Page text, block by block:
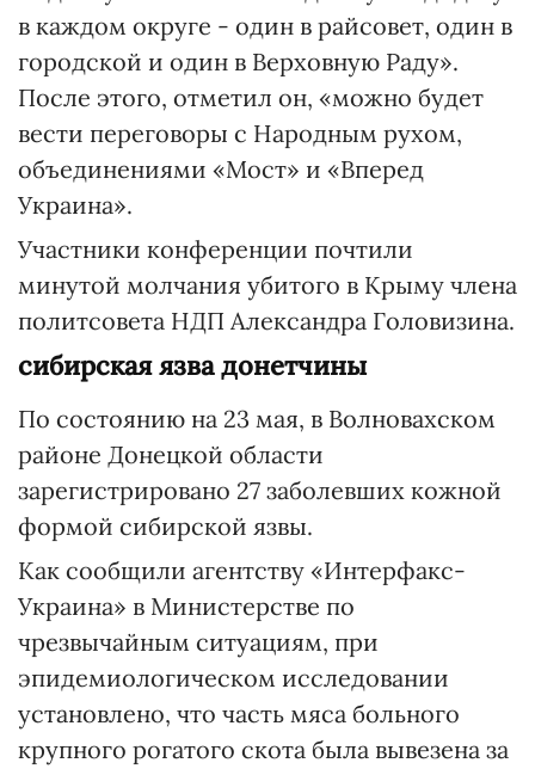
в каждом округе - один в райсовет, один в
городской и один в Верховную Раду».
После этого, отметил он, «можно будет
вести переговоры с Народным рухом,
объединениями «Мост» и «Вперед
Украина».
Участники конференции почтили
минутой молчания убитого в Крыму члена
политсовета НДП Александра Головизина.
сибирская язва донетчины
По состоянию на 23 мая, в Волновахском
районе Донецкой области
зарегистрировано 27 заболевших кожной
формой сибирской язвы.
Как сообщили агентству «Интерфакс-
Украина» в Министерстве по
чрезвычайным ситуациям, при
эпидемиологическом исследовании
установлено, что часть мяса больного
крупного рогатого скота была вывезена за